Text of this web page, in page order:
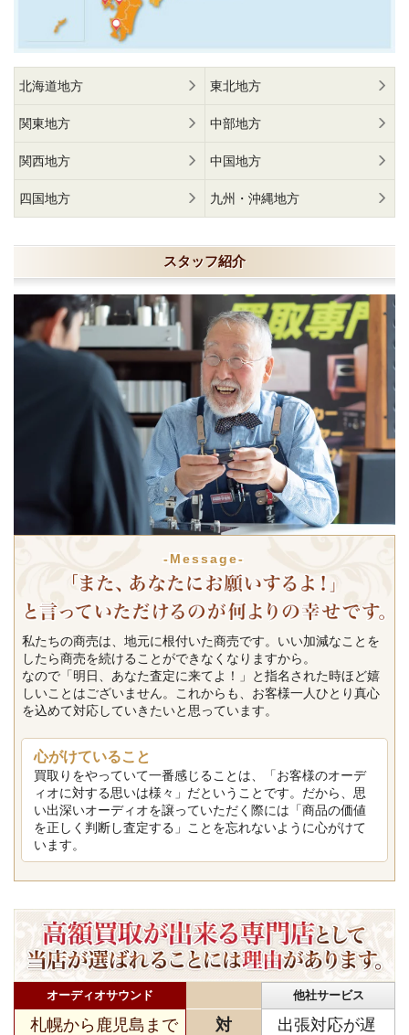
北海道地方 東北地方
関東地方 中部地方
関西地方 中国地方
四国地方 九州・沖縄地方
スタッフ紹介
-Message-
私たちの商売は、地元に根付いた商売です。いい加減なことを
したら商売を続けることができなくなりますから。
なので「明日、あなた査定に来てよ！」と指名された時ほど嬉
しいことはございません。これからも、お客様一人ひとり真心
を込めて対応していきたいと思っています。
心がけていること
買取りをやっていて一番感じることは、「お客様のオーデ
ィオに対する思いは様々」だということです。だから、思
い出深いオーディオを譲っていただく際には「商品の価値
を正しく判断し査定する」ことを忘れないように心がけて
います。
オーディオサウンド 他社サービス
札幌から鹿児島まで
対
出張対応が遅